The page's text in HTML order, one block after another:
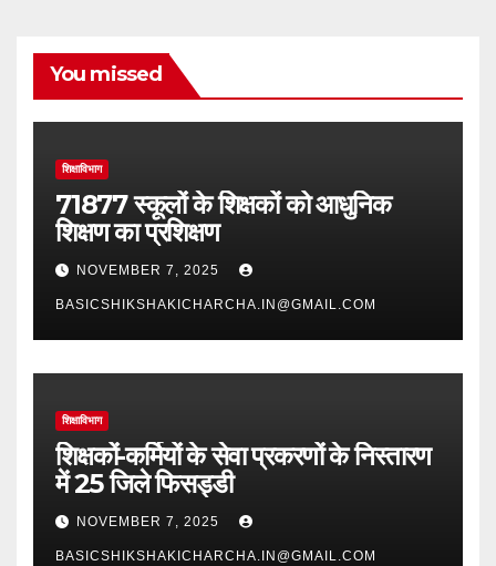
You missed
शिक्षाविभाग
71877 स्कूलों के शिक्षकों को आधुनिक
शिक्षण का प्रशिक्षण
NOVEMBER 7, 2025
BASICSHIKSHAKICHARCHA.IN@GMAIL.COM
शिक्षाविभाग
शिक्षकों-कर्मियों के सेवा प्रकरणों के निस्तारण
में 25 जिले फिसड्डी
NOVEMBER 7, 2025
BASICSHIKSHAKICHARCHA.IN@GMAIL.COM